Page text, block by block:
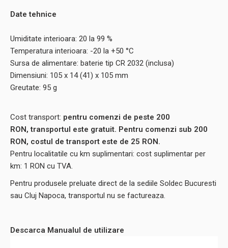
Date tehnice
Umiditate interioara: 20 la 99 %
Temperatura interioara: -20 la +50 °C
Sursa de alimentare: baterie tip CR 2032 (inclusa)
Dimensiuni: 105 x 14 (41) x 105 mm
Greutate: 95 g
Cost transport: pentru comenzi de peste 200
RON, transportul este gratuit. Pentru comenzi sub 200
RON, costul de transport este de 25 RON.
Pentru localitatile cu km suplimentari: cost suplimentar per
km: 1 RON cu TVA.
Pentru produsele preluate direct de la sediile Soldec Bucuresti
sau Cluj Napoca, transportul nu se factureaza.
Descarca Manualul de utilizare